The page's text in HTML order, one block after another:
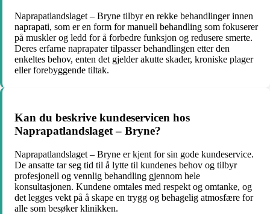
Naprapatlandslaget – Bryne tilbyr en rekke behandlinger innen
naprapati, som er en form for manuell behandling som fokuserer
på muskler og ledd for å forbedre funksjon og redusere smerte.
Deres erfarne naprapater tilpasser behandlingen etter den
enkeltes behov, enten det gjelder akutte skader, kroniske plager
eller forebyggende tiltak.
Kan du beskrive kundeservicen hos
Naprapatlandslaget – Bryne?
Naprapatlandslaget – Bryne er kjent for sin gode kundeservice.
De ansatte tar seg tid til å lytte til kundenes behov og tilbyr
profesjonell og vennlig behandling gjennom hele
konsultasjonen. Kundene omtales med respekt og omtanke, og
det legges vekt på å skape en trygg og behagelig atmosfære for
alle som besøker klinikken.